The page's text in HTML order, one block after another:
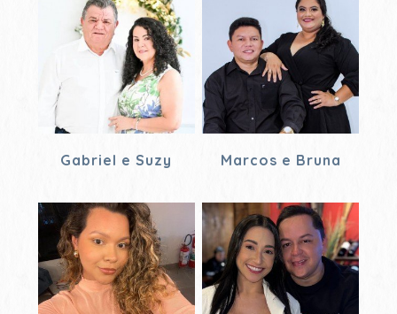
Gabriel e Suzy Marcos e Bruna